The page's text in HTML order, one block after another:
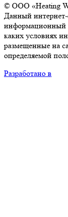
© ООО «Heating
Данный
информационный
каких условиях
размещенные на
определяемой
Разработано в